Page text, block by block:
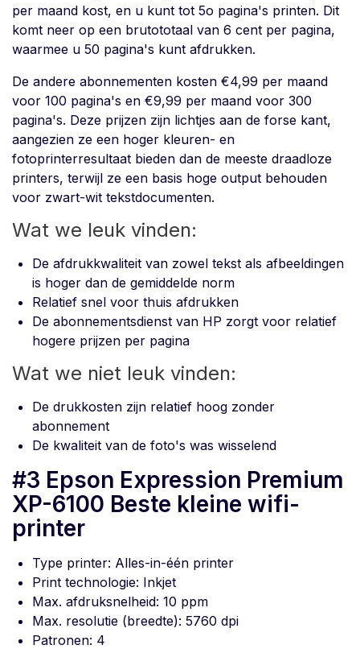
per maand kost, en u kunt tot 5o pagina's printen. Dit
komt neer op een brutototaal van 6 cent per pagina,
waarmee u 50 pagina's kunt afdrukken.
De andere abonnementen kosten €4,99 per maand
voor 100 pagina's en €9,99 per maand voor 300
pagina's. Deze prijzen zijn lichtjes aan de forse kant,
aangezien ze een hoger kleuren- en
fotoprinterresultaat bieden dan de meeste draadloze
printers, terwijl ze een basis hoge output behouden
voor zwart-wit tekstdocumenten.
Wat we leuk vinden:
De afdrukkwaliteit van zowel tekst als afbeeldingen
is hoger dan de gemiddelde norm
Relatief snel voor thuis afdrukken
De abonnementsdienst van HP zorgt voor relatief
hogere prijzen per pagina
Wat we niet leuk vinden:
De drukkosten zijn relatief hoog zonder
abonnement
De kwaliteit van de foto's was wisselend
#3 Epson Expression Premium
XP-6100 Beste kleine wifi-
printer
Type printer: Alles-in-één printer
Print technologie: Inkjet
Max. afdruksnelheid: 10 ppm
Max. resolutie (breedte): 5760 dpi
Patronen: 4